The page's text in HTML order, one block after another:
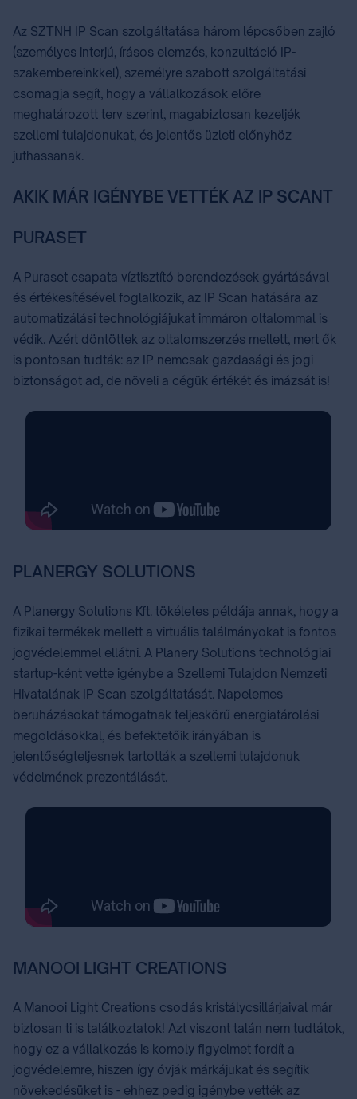
Az SZTNH IP Scan szolgáltatása három lépcsőben zajló
(személyes interjú, írásos elemzés, konzultáció IP-
szakembereinkkel), személyre szabott szolgáltatási
csomagja segít, hogy a vállalkozások előre
meghatározott terv szerint, magabiztosan kezeljék
szellemi tulajdonukat, és jelentős üzleti előnyhöz
juthassanak.
AKIK MÁR IGÉNYBE VETTÉK AZ IP SCANT
PURASET
A Puraset csapata víztisztító berendezések gyártásával
és értékesítésével foglalkozik, az IP Scan hatására az
automatizálási technológiájukat immáron oltalommal is
védik. Azért döntöttek az oltalomszerzés mellett, mert ők
is pontosan tudták: az IP nemcsak gazdasági és jogi
biztonságot ad, de növeli a cégük értékét és imázsát is!
PLANERGY SOLUTIONS
A Planergy Solutions Kft. tökéletes példája annak, hogy a
fizikai termékek mellett a virtuális találmányokat is fontos
jogvédelemmel ellátni. A Planery Solutions technológiai
startup-ként vette igénybe a Szellemi Tulajdon Nemzeti
Hivatalának IP Scan szolgáltatását. Napelemes
beruházásokat támogatnak teljeskörű energiatárolási
megoldásokkal, és befektetőik irányában is
jelentőségteljesnek tartották a szellemi tulajdonuk
védelmének prezentálását.
MANOOI LIGHT CREATIONS
A Manooi Light Creations csodás kristálycsillárjaival már
biztosan ti is találkoztatok! Azt viszont talán nem tudtátok,
hogy ez a vállalkozás is komoly figyelmet fordít a
jogvédelemre, hiszen így óvják márkájukat és segítik
növekedésüket is - ehhez pedig igénybe vették az